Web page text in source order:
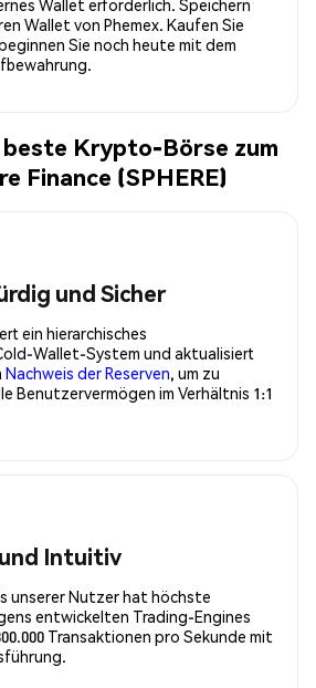
Wallet erforderlich. Speichern
Wallet von Phemex. Kaufen Sie
Sie noch heute mit dem
beste Krypto-Börse zum
Finance (SPHERE)
und Sicher
ein hierarchisches
Wallet-System und aktualisiert
Nachweis der Reserven, um zu
Benutzervermögen im Verhältnis 1:1
Intuitiv
unserer Nutzer hat höchste
entwickelten Trading-Engines
Transaktionen pro Sekunde mit